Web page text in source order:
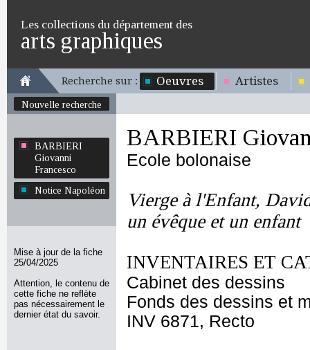
Les collections du département des
arts graphiques
Recherche sur : Oeuvres Artistes
Nouvelle recherche
BARBIERI
Giovanni
Francesco
Notice Napoléon
Mise à jour de la fiche
25/04/2025
Attention, le contenu de
cette fiche ne reflète
pas nécessairement le
dernier état du savoir.
BARBIERI
Ecole bolonaise
Vierge à l'Enfant,
un évêque et un enfant
INVENTAIRES ET
Cabinet des dessins
Fonds des dessins et
INV 6871, Recto